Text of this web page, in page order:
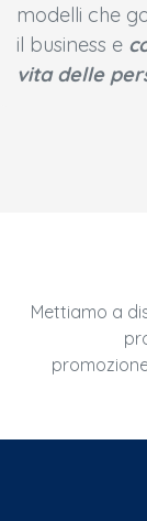
modelli che
il business e
vita delle
Mettiamo a